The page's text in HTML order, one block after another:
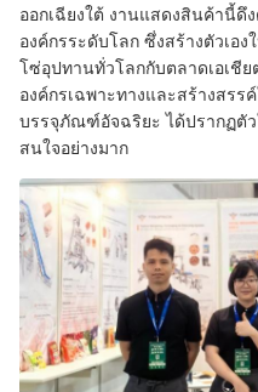
ออกเฉียงใต้ งานแสดงสินค้านี้ดึ
องค์กรระดับโลก ซึ่งสร้างตัวเอ
โซ่อุปทานทั่วโลกกับตลาดเอเชีย
องค์กรเฉพาะทางและสร้างสร
บรรจุภัณฑ์อัจฉริยะ ได้ปรากฏตั
สนใจอย่างมาก